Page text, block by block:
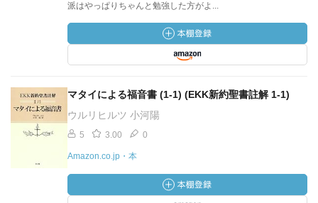
派はやっぱりちゃんと勉強した方がよ...
マタイによる福音書 (1-1) (EKK新約聖書註解 1‐1)
ウルリヒルツ 小河陽
5 3.00 0
Amazon.co.jp・本